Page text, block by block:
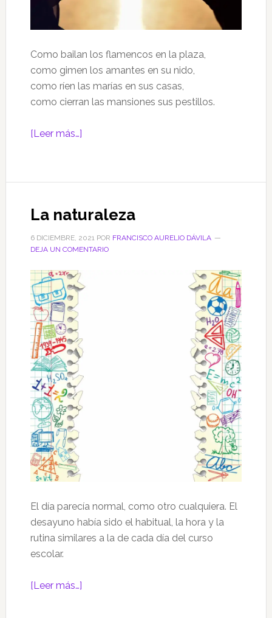
Como bailan los flamencos en la plaza,
como gimen los amantes en su nido,
como ríen las marías en sus casas,
como cierran las mansiones sus pestillos.
[Leer más…]acerca
intenso
La naturaleza
6 DICIEMBRE, 2021 POR FRANCISCO AURELIO DÁVILA
DEJA UN COMENTARIO
El día parecía normal, como otro cualquiera. El
desayuno había sido el habitual, la hora y la
rutina similares a la de cada día del curso
escolar.
[Leer más…]acerca